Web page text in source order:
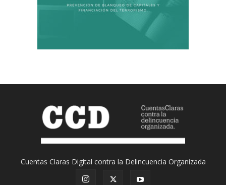
Cuentas Claras Digital contra la Delincuencia Organizada